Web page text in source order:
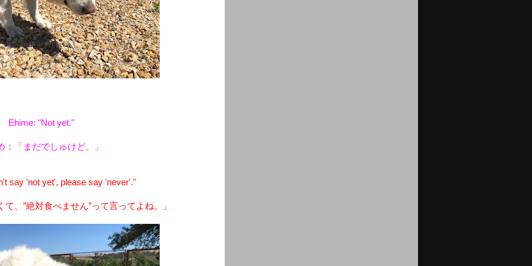
Ehime: "Not yet."
：「まだでしゅけど。」
say 'not yet', please say 'never'."
て、”絶対食べません”って言ってよね。」